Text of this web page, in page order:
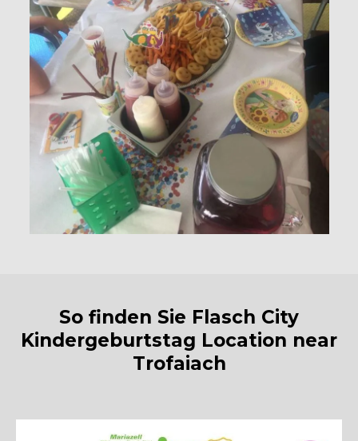
So finden Sie Flasch City
Kindergeburtstag Location near
Trofaiach